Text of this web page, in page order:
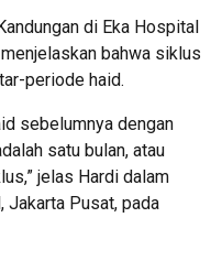
di Eka Hospital
bahwa siklus
periode haid.
sebelumnya dengan
satu bulan, atau
jelas Hardi dalam
Jakarta Pusat, pada